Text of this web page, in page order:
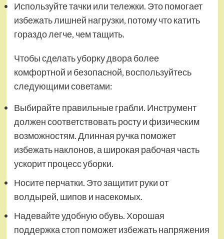
Используйте тачки или тележки. Это помогает
избежать лишней нагрузки, потому что катить
гораздо легче, чем тащить.
Чтобы сделать уборку двора более
комфортной и безопасной, воспользуйтесь
следующими советами:
Выбирайте правильные грабли. Инструмент
должен соответствовать росту и физическим
возможностям. Длинная ручка поможет
избежать наклонов, а широкая рабочая часть
ускорит процесс уборки.
Носите перчатки. Это защитит руки от
волдырей, шипов и насекомых.
Надевайте удобную обувь. Хорошая
поддержка стоп поможет избежать напряжения